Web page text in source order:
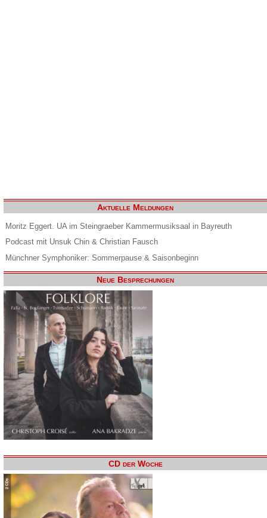
Aktuelle Meldungen
Moritz Eggert. UA im Steingraeber Kammermusiksaal in Bayreuth
Podcast mit Unsuk Chin & Christian Fausch
Münchner Symphoniker: Sommerpause & Saisonbeginn
Neue Besprechungen
CD der Woche